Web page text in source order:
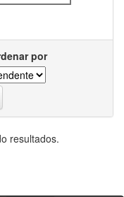
por
resultados.